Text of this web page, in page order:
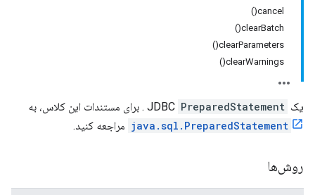
cancel()
clearBatch()
clearParameters()
clearWarnings()
یک JDBC PreparedStatement
. برای مستندات این کلاس، به
java.sql.PreparedStatement مراجعه کنید.
روش‌ها